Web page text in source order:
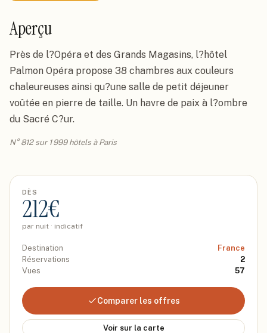
Aperçu
Près de l?Opéra et des Grands Magasins, l?hôtel
Palmon Opéra propose 38 chambres aux couleurs
chaleureuses ainsi qu?une salle de petit déjeuner
voûtée en pierre de taille. Un havre de paix à l?ombre
du Sacré C?ur.
N° 812 sur 1 999 hôtels à Paris
DÈS
212€
par nuit · indicatif
Destination
France
Réservations
2
Vues
57
Comparer les offres
Voir sur la carte